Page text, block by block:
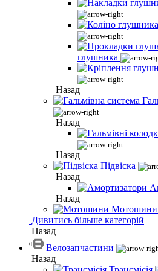
глушника
Назад
Назад
Назад
Підвіска
Назад
Назад
Мотошини
Дивитись більше категорій
Назад
Велозапчастини
Назад